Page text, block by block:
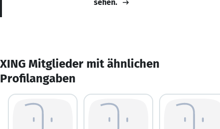
sehen.
XING Mitglieder mit ähnlichen
Profilangaben